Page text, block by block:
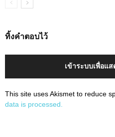
ทิ้งคำตอบไว้
เข้าระบบเพื่อแ
This site uses Akismet to reduce
data is processed.